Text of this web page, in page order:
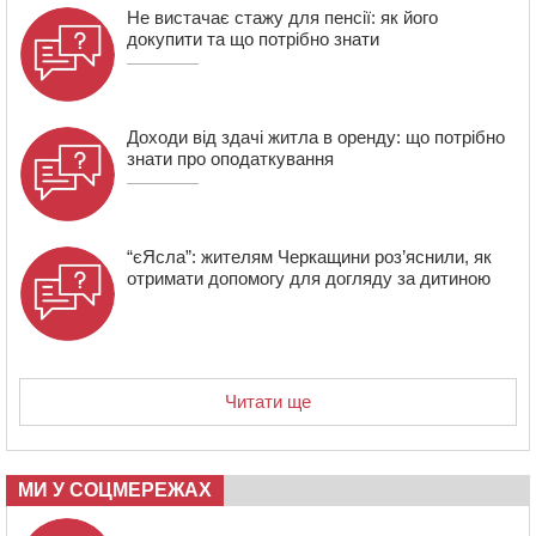
(ФОТО)
20:13 Черкаси виділять близько 20 млн грн на роботу
ліцею “Перспектива” до кінця року
Не вистачає стажу для пенсії: як його
докупити та що потрібно знати
Доходи від здачі житла в оренду: що потрібно
знати про оподаткування
“єЯсла”: жителям Черкащини роз’яснили, як
отримати допомогу для догляду за дитиною
Читати ще
МИ У СОЦМЕРЕЖАХ